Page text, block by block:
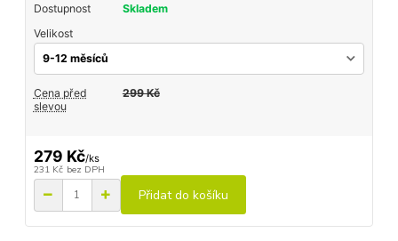
Dostupnost
Skladem
Velikost
Cena před
slevou
299 Kč
279 Kč/ks
231 Kč bez DPH
Přidat do košíku